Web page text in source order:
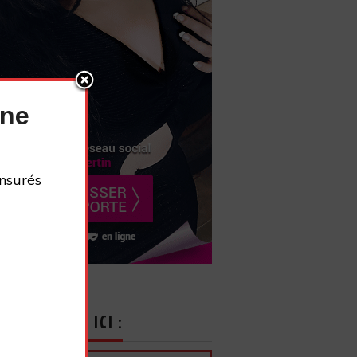
VOUS ICI :